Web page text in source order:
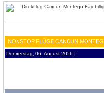
NONSTOP FLÜGE CANCUN
Donnerstag, 06. August 2026 ¦